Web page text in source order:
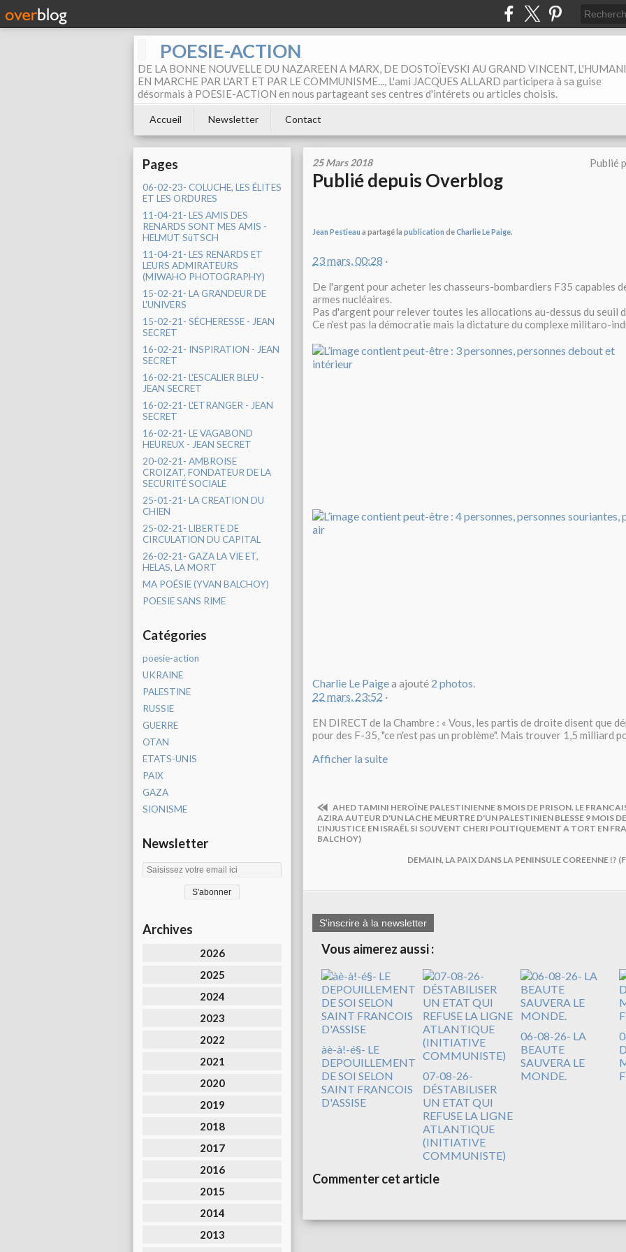
POESIE-ACTION
DE LA BONNE NOUVELLE DU NAZAREEN A MARX, DE DOSTOÏEVSKI AU GRAND VINCENT,
EN MARCHE PAR L'ART ET PAR LE COMMUNISME..., L'ami JACQUES ALLARD participera à sa guise
désormais à POESIE-ACTION en nous partageant ses centres d'intérets ou articles choisis.
Accueil Newsletter Contact
Pages
06-02-23- COLUCHE, LES ÉLITES
ET LES ORDURES
11-04-21- LES AMIS DES
RENARDS SONT MES AMIS -
HELMUT SüTSCH
11-04-21- LES RENARDS ET
LEURS ADMIRATEURS
(MIWAHO PHOTOGRAPHY)
15-02-21- LA GRANDEUR DE
L'UNIVERS
15-02-21- SÉCHERESSE - JEAN
SECRET
16-02-21- INSPIRATION - JEAN
SECRET
16-02-21- L'ESCALIER BLEU -
JEAN SECRET
16-02-21- L'ETRANGER - JEAN
SECRET
16-02-21- LE VAGABOND
HEUREUX - JEAN SECRET
20-02-21- AMBROISE
CROIZAT, FONDATEUR DE LA
SECURITÉ SOCIALE
25-01-21- LA CREATION DU
CHIEN
25-02-21- LIBERTE DE
CIRCULATION DU CAPITAL
26-02-21- GAZA LA VIE ET,
HELAS, LA MORT
MA POÉSIE (YVAN BALCHOY)
POESIE SANS RIME
Catégories
poesie-action
UKRAINE
PALESTINE
RUSSIE
GUERRE
OTAN
ETATS-UNIS
PAIX
GAZA
SIONISME
Newsletter
Archives
2026
2025
2024
2023
2022
2021
2020
2019
2018
2017
2016
2015
2014
2013
25 Mars 2018 Publié
Publié depuis Overblog
Jean Pestieau a partagé la publication deCharlie Le Paige.
23 mars, 00:28 ·
De l'argent pour acheter les chasseurs-bombardiers F35 capables
armes nucléaires.
Pas d'argent pour relever toutes les allocations au-dessus du seuil
Ce n'est pas la démocratie mais la dictature du complexe militaro-
Charlie Le Paigea ajouté 2 photos.
22 mars, 23:52 ·
EN DIRECT de la Chambre : « Vous, les partis de droite disent que
pour des F-35, "ce n'est pas un problème". Mais trouver 1,5 milliard
Afficher la suite
AHED TAMINI HEROÏNE PALESTINIENNE 8 MOIS DE PRISON. LE
AZIRA AUTEUR D'UN LACHE MEURTRE D'UN PALESTINIEN BLESSE 9 MOIS
L'INJUSTICE EN ISRAËL SI SOUVENT CHERI POLITIQUEMENT A TORT EN
BALCHOY)
DEMAIN, LA PAIX DANS LA PENINSULE COREENNE !?
S'inscrire à la newsletter
Vous aimerez aussi :
àè-à!-é§- LE
DEPOUILLEMENT
DE SOI SELON
SAINT FRANCOIS
D'ASSISE
07-08-26-
DÉSTABILISER
UN ETAT QUI
REFUSE LA LIGNE
ATLANTIQUE
(INITIATIVE
COMMUNISTE)
06-08-26- LA
BEAUTE
SAUVERA LE
MONDE.
Commenter cet article